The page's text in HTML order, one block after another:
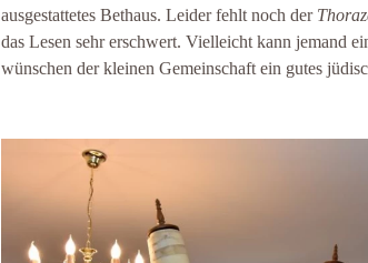
ausgestattetes Bethaus. Leider fehlt noch der
das Lesen sehr erschwert. Vielleicht kann jemand
wünschen der kleinen Gemeinschaft ein gutes